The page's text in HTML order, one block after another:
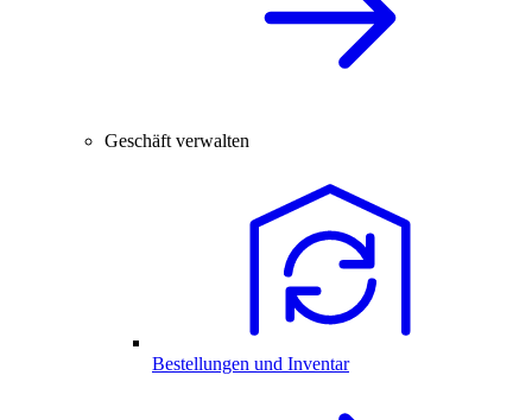
Geschäft verwalten
Bestellungen und Inventar